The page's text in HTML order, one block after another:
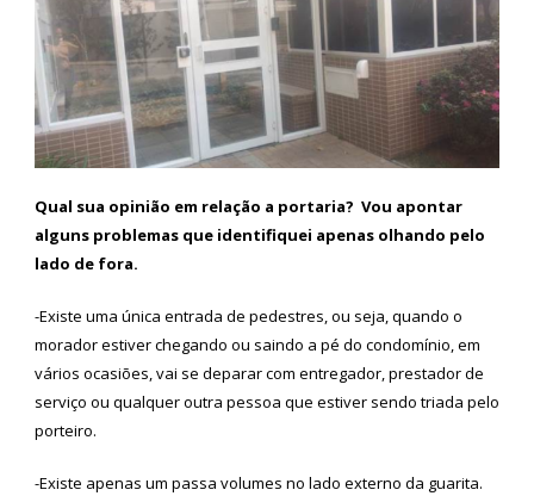
Qual sua opinião em relação a portaria? Vou apontar
alguns problemas que identifiquei apenas olhando pelo
lado de fora.
-Existe uma única entrada de pedestres, ou seja, quando o
morador estiver chegando ou saindo a pé do condomínio, em
vários ocasiões, vai se deparar com entregador, prestador de
serviço ou qualquer outra pessoa que estiver sendo triada pelo
porteiro.
-Existe apenas um passa volumes no lado externo da guarita.